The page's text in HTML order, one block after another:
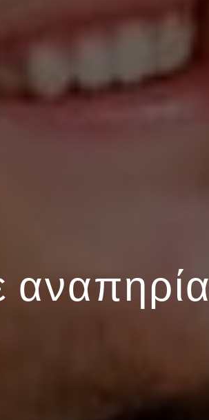
αναπηρία